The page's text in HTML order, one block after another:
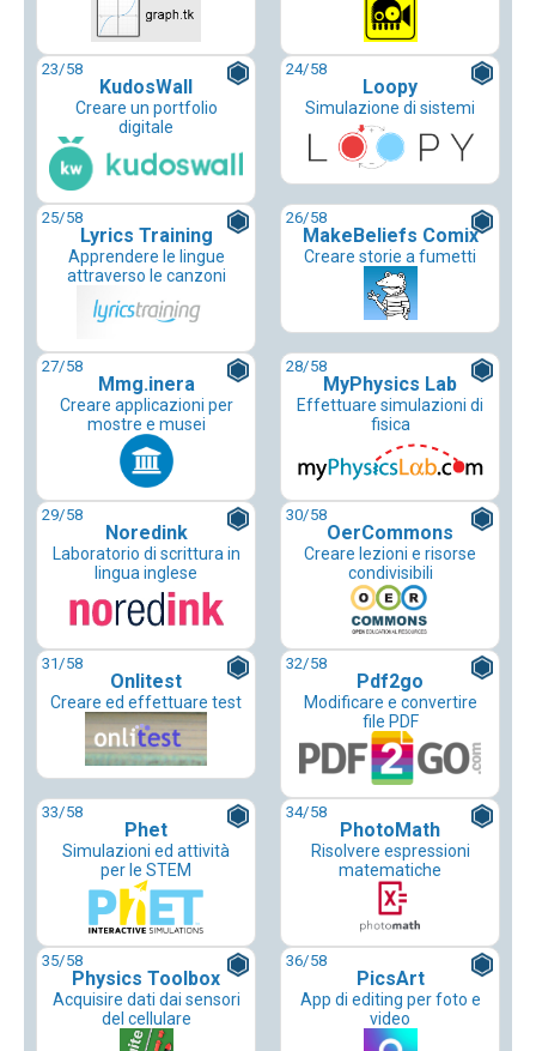
23/58
KudosWall
Creare un portfolio
digitale
24/58
Loopy
Simulazione di sistemi
25/58
Lyrics Training
Apprendere le lingue
attraverso le canzoni
26/58
MakeBeliefs Comix
Creare storie a fumetti
27/58
Mmg.inera
Creare applicazioni per
mostre e musei
28/58
MyPhysics Lab
Effettuare simulazioni di
fisica
29/58
Noredink
Laboratorio di scrittura in
lingua inglese
30/58
OerCommons
Creare lezioni e risorse
condivisibili
31/58
Onlitest
Creare ed effettuare test
32/58
Pdf2go
Modificare e convertire
file PDF
33/58
Phet
Simulazioni ed attività
per le STEM
34/58
PhotoMath
Risolvere espressioni
matematiche
35/58
Physics Toolbox
Acquisire dati dai sensori
del cellulare
36/58
PicsArt
App di editing per foto e
video